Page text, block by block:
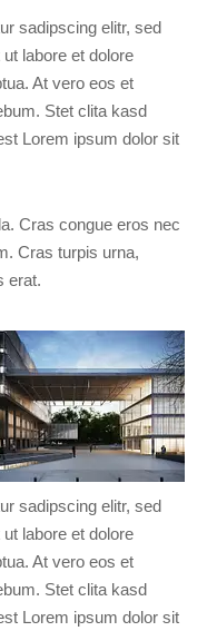
sadipscing elitr, sed
labore et dolore
At vero eos et
Stet clita kasd
Lorem ipsum dolor sit
Cras congue eros nec
Cras turpis urna,
erat.
sadipscing elitr, sed
labore et dolore
At vero eos et
Stet clita kasd
Lorem ipsum dolor sit